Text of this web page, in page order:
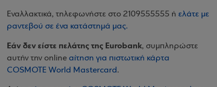
Εναλλακτικά, τηλεφωνήστε στο 2109555555 ή ελάτε με
ραντεβού σε ένα κατάστημά μας.
Εάν δεν είστε πελάτης της Eurobank, συμπληρώστε
αυτήν την online αίτηση για πιστωτική κάρτα
COSMOTE World Mastercard.